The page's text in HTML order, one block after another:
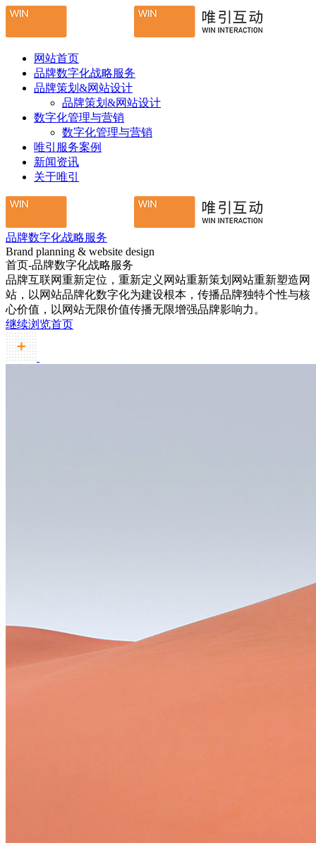
网站首页
品牌数字化战略服务
品牌策划&网站设计
品牌策划&网站设计
数字化管理与营销
数字化管理与营销
唯引服务案例
新闻资讯
关于唯引
品牌数字化战略服务
Brand planning & website design
首页-品牌数字化战略服务
品牌互联网重新定位，重新定义网站重新策划网站重新塑造网
站，以网站品牌化数字化为建设根本，传播品牌独特个性与核
心价值，以网站无限价值传播无限增强品牌影响力。
继续浏览首页